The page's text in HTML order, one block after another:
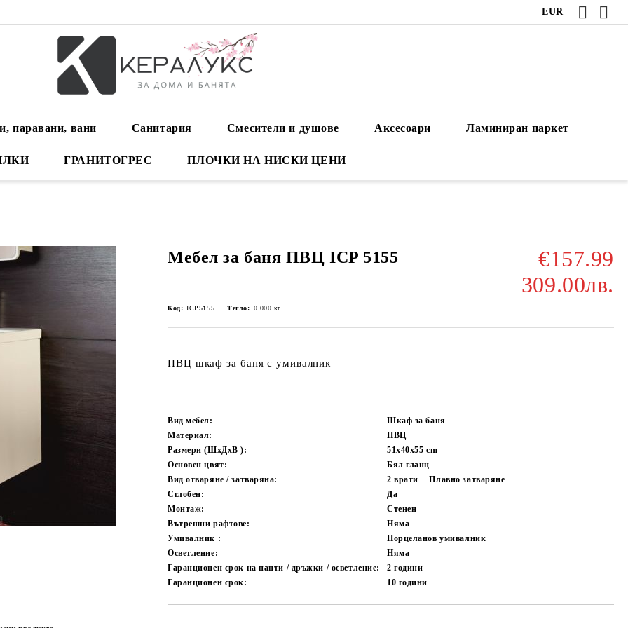
EUR
паравани, вани Санитария Смесители и душове Аксесоари Ламиниран паркет
ГРАНИТОГРЕС ПЛОЧКИ НА НИСКИ ЦЕНИ
Мебел за баня ПВЦ ICP 5155
€157.99
309.00лв.
Код: ICP5155 Тегло: 0.000 кг
ПВЦ шкаф за баня с умивалник
Вид мебел:
Шкаф за баня
Материал:
ПВЦ
Размери (ШxДxВ ):
51х40х55cm
Основен цвят:
Бял гланц
Вид отваряне / затваряна:
2 врати
Плавно затваряне
Сглобен:
Да
Монтаж:
Стенен
Вътрешни рафтове:
Няма
Умивалник :
Порцеланов умивалник
Осветление:
Няма
Гаранционен срок на панти / дръжки / осветление:
2 години
Гаранционен срок:
10 години